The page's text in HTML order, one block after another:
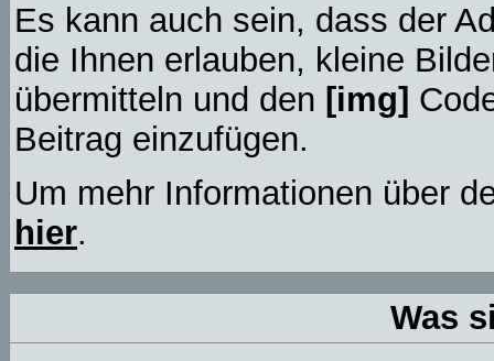
Es kann auch sein, dass der
die Ihnen erlauben, kleine
übermitteln und den [img]
Beitrag einzufügen.
Um mehr Informationen über
hier.
Was